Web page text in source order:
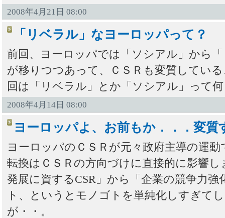
2008年4月21日 08:00
「リベラル」なヨーロッパって？
前回、ヨーロッパでは「ソシアル」から
が移りつつあって、ＣＳＲも変質してい
回は「リベラル」とか「ソシアル」って
2008年4月14日 08:00
ヨーロッパよ、お前もか．．．変質
ヨーロッパのＣＳＲが元々政府主導の運
転換はＣＳＲの方向づけに直接的に影響
発展に資するCSR」から「企業の競争力強
ト、というとモノゴトを単純化しすぎて
が・・。